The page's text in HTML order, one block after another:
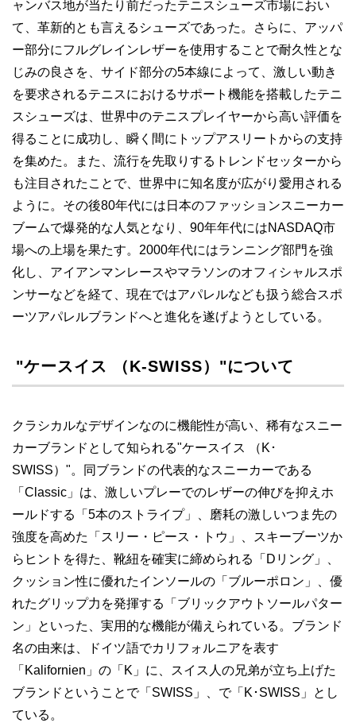
ャンバス地が当たり前だったテニスシューズ市場におい
て、革新的とも言えるシューズであった。さらに、アッパ
ー部分にフルグレインレザーを使用することで耐久性とな
じみの良さを、サイド部分の5本線によって、激しい動き
を要求されるテニスにおけるサポート機能を搭載したテニ
スシューズは、世界中のテニスプレイヤーから高い評価を
得ることに成功し、瞬く間にトップアスリートからの支持
を集めた。また、流行を先取りするトレンドセッターから
も注目されたことで、世界中に知名度が広がり愛用される
ように。その後80年代には日本のファッションスニーカー
ブームで爆発的な人気となり、90年年代にはNASDAQ市
場への上場を果たす。2000年代にはランニング部門を強
化し、アイアンマンレースやマラソンのオフィシャルスポ
ンサーなどを経て、現在ではアパレルなども扱う総合スポ
ーツアパレルブランドへと進化を遂げようとしている。
"ケースイス （K-SWISS）"について
クラシカルなデザインなのに機能性が高い、稀有なスニー
カーブランドとして知られる"ケースイス （K･
SWISS）"。同ブランドの代表的なスニーカーである
「Classic」は、激しいプレーでのレザーの伸びを抑えホ
ールドする「5本のストライプ」、磨耗の激しいつま先の
強度を高めた「スリー・ピース・トウ」、スキーブーツか
らヒントを得た、靴紐を確実に締められる「Dリング」、
クッション性に優れたインソールの「ブルーポロン」、優
れたグリップ力を発揮する「ブリックアウトソールパター
ン」といった、実用的な機能が備えられている。ブランド
名の由来は、ドイツ語でカリフォルニアを表す
「Kalifornien」の「K」に、スイス人の兄弟が立ち上げた
ブランドということで「SWISS」、で「K･SWISS」とし
ている。